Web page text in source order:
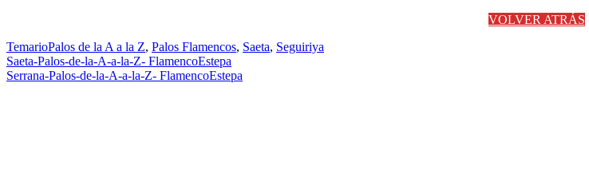
VOLVER ATRÁS
TemarioPalos de la A a la Z, Palos Flamencos, Saeta, Seguiriya
Navegación
de
Saeta-Palos-de-la-A-a-la-Z- FlamencoEstepa
Serrana-Palos-de-la-A-a-la-Z- FlamencoEstepa